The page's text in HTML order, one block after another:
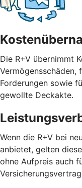
Die R+V übernimmt
Forderungen sowie
gewollte Deckakte.
Wenn die R+V bei
anbietet, gelten
ohne Aufpreis auch